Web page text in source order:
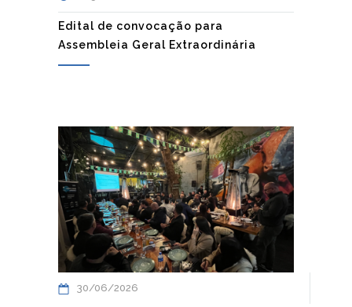
Edital de convocação para
Assembleia Geral Extraordinária
30/06/2026